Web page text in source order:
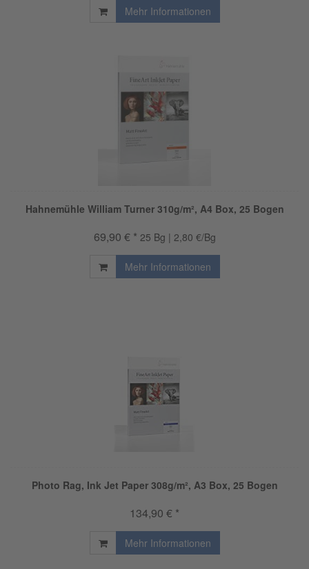
Mehr Informationen
Hahnemühle William Turner 310g/m², A4 Box, 25 Bogen
69,90 € * 25 Bg | 2,80 €/Bg
Mehr Informationen
Photo Rag, Ink Jet Paper 308g/m², A3 Box, 25 Bogen
134,90 € *
Mehr Informationen